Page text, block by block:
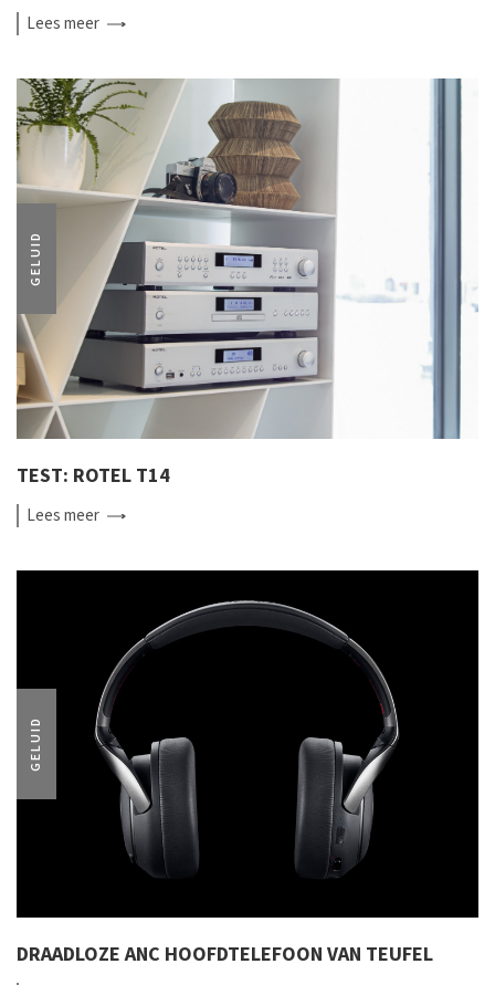
Leesmeer
GELUID
TEST: ROTEL T14
Leesmeer
GELUID
DRAADLOZE ANC HOOFDTELEFOON VAN TEUFEL